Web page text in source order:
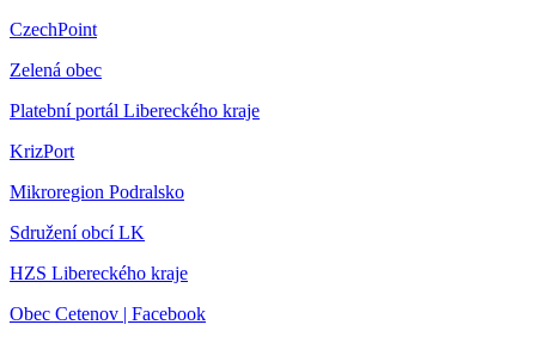
CzechPoint
Zelená obec
Platební portál Libereckého kraje
KrizPort
Mikroregion Podralsko
Sdružení obcí LK
HZS Libereckého kraje
Obec Cetenov | Facebook